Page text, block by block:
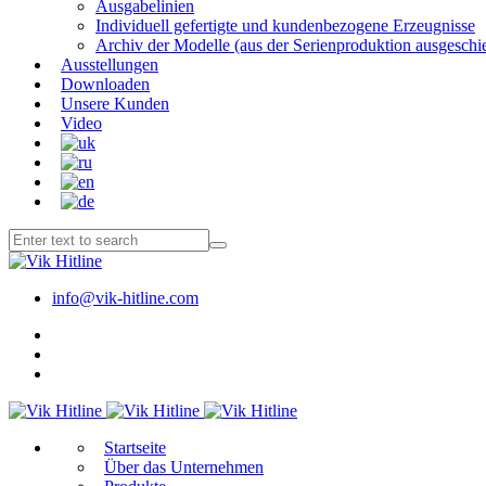
Ausgabelinien
Individuell gefertigte und kundenbezogene Erzeugnisse
Archiv der Modelle (aus der Serienproduktion
Ausstellungen
Downloaden
Unsere Kunden
Video
info@vik-hitline.com
Start­sei­te
Über das Unternehmen